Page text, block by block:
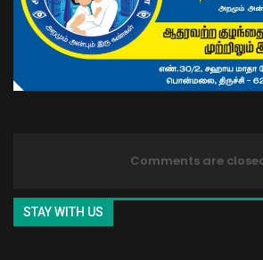
Comments are
STAY WITH US